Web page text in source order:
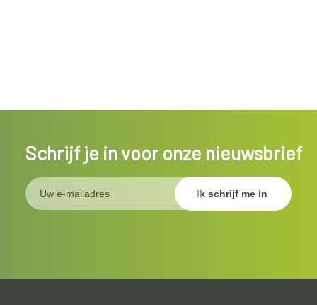
Schrijf je in voor onze nieuwsbrief